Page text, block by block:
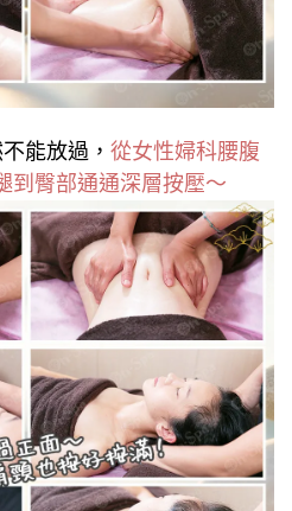
能放過， 從女性婦科腰腹
到臀部通通深層按壓～